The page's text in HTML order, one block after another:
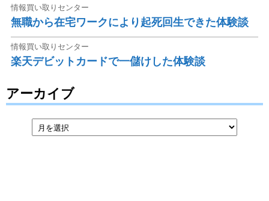
情報買い取りセンター
無職から在宅ワークにより起死回生できた体験談
情報買い取りセンター
楽天デビットカードで一儲けした体験談
アーカイブ